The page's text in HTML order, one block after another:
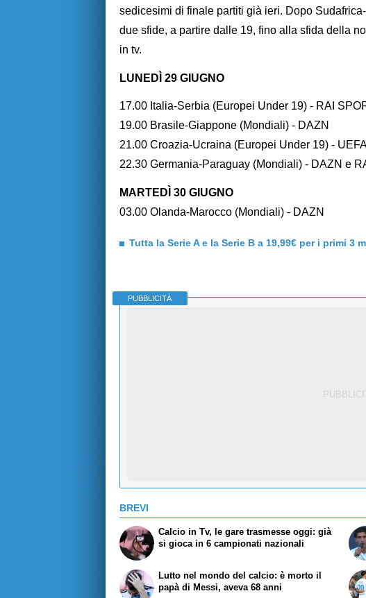
sedicesimi di finale partiti già ieri. Dopo
due sfide, a partire dalle 19, fino alla sfida della
in tv.
LUNEDÌ 29 GIUGNO
17.00 Italia-Serbia (Europei Under 19) - RAI
19.00 Brasile-Giappone (Mondiali) - DAZN
21.00 Croazia-Ucraina (Europei Under 19) -
22.30 Germania-Paraguay (Mondiali) - DAZN e
MARTEDÌ 30 GIUGNO
03.00 Olanda-Marocco (Mondiali) - DAZN
Tutta la Serie A e la Serie B a 19,99€ per i primi 3
PUBBLICITÀ
BREVI
Calcio in Tv, le gare trasmesse oggi: già
si gioca in 6 campionati nazionali
Lutto nel mondo del calcio: è morto il
papà di Messi, aveva 68 anni